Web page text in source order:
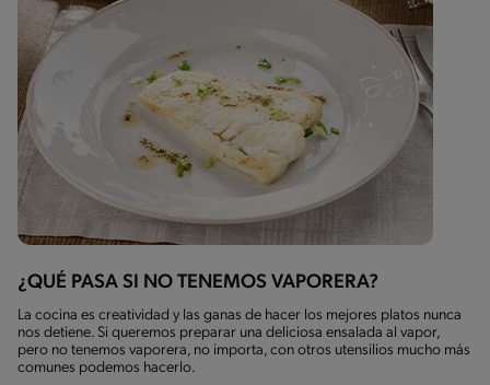
¿QUÉ PASA SI NO TENEMOS VAPORERA?
La cocina es creatividad y las ganas de hacer los mejores platos nunca
nos detiene. Si queremos preparar una deliciosa ensalada al vapor,
pero no tenemos vaporera, no importa, con otros utensilios mucho más
comunes podemos hacerlo.